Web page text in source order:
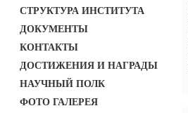
СТРУКТУРА ИНСТИТУТА
ДОКУМЕНТЫ
КОНТАКТЫ
ДОСТИЖЕНИЯ И НАГРАДЫ
НАУЧНЫЙ ПОЛК
ФОТО ГАЛЕРЕЯ